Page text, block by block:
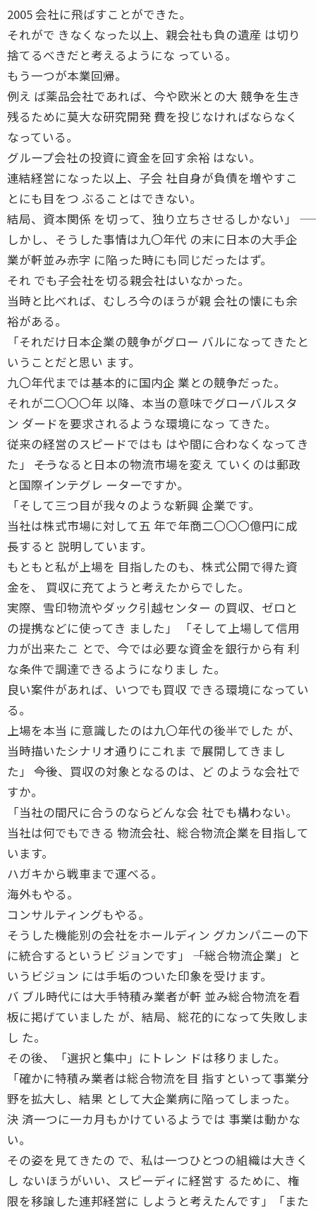
2005 会社に飛ばすことができた。
それがで きなくなった以上、親会社も負の遺産 は切り
捨てるべきだと考えるようにな っている。
もう一つが本業回帰。
例え ば薬品会社であれば、今や欧米との大 競争を生き
残るために莫大な研究開発 費を投じなければならなく
なっている。
グループ会社の投資に資金を回す余裕 はない。
連結経営になった以上、子会 社自身が負債を増やすこ
とにも目をつ ぶることはできない。
結局、資本関係 を切って、独り立ちさせるしかない」 ――
しかし、そうした事情は九〇年代 の末に日本の大手企
業が軒並み赤字 に陥った時にも同じだったはず。
それ でも子会社を切る親会社はいなかった。
当時と比べれば、むしろ今のほうが親 会社の懐にも余
裕がある。
「それだけ日本企業の競争がグロー バルになってきたと
いうことだと思い ます。
九〇年代までは基本的に国内企 業との競争だった。
それが二〇〇〇年 以降、本当の意味でグローバルスタ
ン ダードを要求されるような環境になっ てきた。
従来の経営のスピードではも はや間に合わなくなってき
た」 ――そうなると日本の物流市場を変え ていくのは郵政
と国際インテグレ ーターですか。
「そして三つ目が我々のような新興 企業です。
当社は株式市場に対して五 年で年商二〇〇〇億円に成
長すると 説明しています。
もともと私が上場を 目指したのも、株式公開で得た資
金を、 買収に充てようと考えたからでした。
実際、雪印物流やダック引越センター の買収、ゼロと
の提携などに使ってき ました」 「そして上場して信用
力が出来たこ とで、今では必要な資金を銀行から有 利
な条件で調達できるようになりまし た。
良い案件があれば、いつでも買収 できる環境になってい
る。
上場を本当 に意識したのは九〇年代の後半でした が、
当時描いたシナリオ通りにこれま で展開してきまし
た」 ――今後、買収の対象となるのは、ど のような会社で
すか。
「当社の間尺に合うのならどんな会 社でも構わない。
当社は何でもできる 物流会社、総合物流企業を目指して
います。
ハガキから戦車まで運べる。
海外もやる。
コンサルティングもやる。
そうした機能別の会社をホールディン グカンパニーの下
に統合するというビ ジョンです」 ――「総合物流企業」と
いうビジョン には手垢のついた印象を受けます。
バ ブル時代には大手特積み業者が軒 並み総合物流を看
板に掲げていました が、結局、総花的になって失敗しま
し た。
その後、「選択と集中」にトレン ドは移りました。
「確かに特積み業者は総合物流を目 指すといって事業分
野を拡大し、結果 として大企業病に陥ってしまった。
決 済一つに一カ月もかけているようでは 事業は動かな
い。
その姿を見てきたの で、私は一つひとつの組織は大きく
し ないほうがいい、スピーディに経営す るために、権
限を移譲した連邦経営に しようと考えたんです」「また